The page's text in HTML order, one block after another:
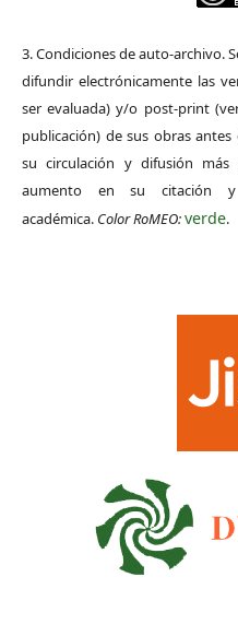
3. Condiciones de auto-archivo.
difundir electrónicamente las
ser evaluada) y/o post-print
publicación) de sus obras
su circulación y difusión
aumento en su citación
académica. Color RoMEO:verde.